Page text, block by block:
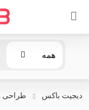
همه
دیجیت باکس طراحی